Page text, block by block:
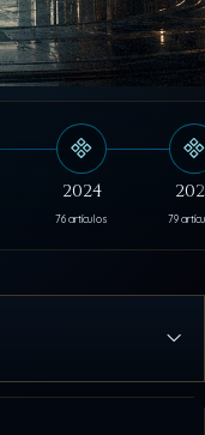
2024
76 artículos 79